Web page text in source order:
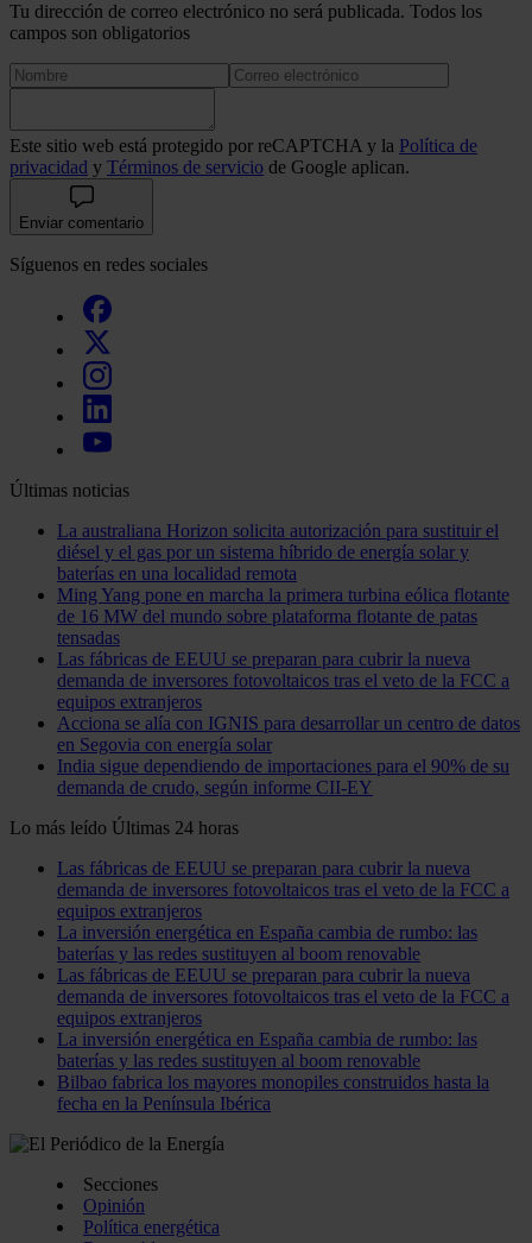
Tu dirección de correo electrónico no será publicada. Todos los
campos son obligatorios
Este sitio web está protegido por reCAPTCHA y la Política de
privacidad y Términos de servicio de Google aplican.
Enviar comentario
Síguenos en redes sociales
Últimas noticias
La australiana Horizon solicita autorización para sustituir el
diésel y el gas por un sistema híbrido de energía solar y
baterías en una localidad remota
Ming Yang pone en marcha la primera turbina eólica flotante
de 16 MW del mundo sobre plataforma flotante de patas
tensadas
Las fábricas de EEUU se preparan para cubrir la nueva
demanda de inversores fotovoltaicos tras el veto de la FCC a
equipos extranjeros
Acciona se alía con IGNIS para desarrollar un centro de datos
en Segovia con energía solar
India sigue dependiendo de importaciones para el 90% de su
demanda de crudo, según informe CII-EY
Lo más leído Últimas 24 horas
Las fábricas de EEUU se preparan para cubrir la nueva
demanda de inversores fotovoltaicos tras el veto de la FCC a
equipos extranjeros
La inversión energética en España cambia de rumbo: las
baterías y las redes sustituyen al boom renovable
Las fábricas de EEUU se preparan para cubrir la nueva
demanda de inversores fotovoltaicos tras el veto de la FCC a
equipos extranjeros
La inversión energética en España cambia de rumbo: las
baterías y las redes sustituyen al boom renovable
Bilbao fabrica los mayores monopiles construidos hasta la
fecha en la Península Ibérica
Secciones
Opinión
Política energética